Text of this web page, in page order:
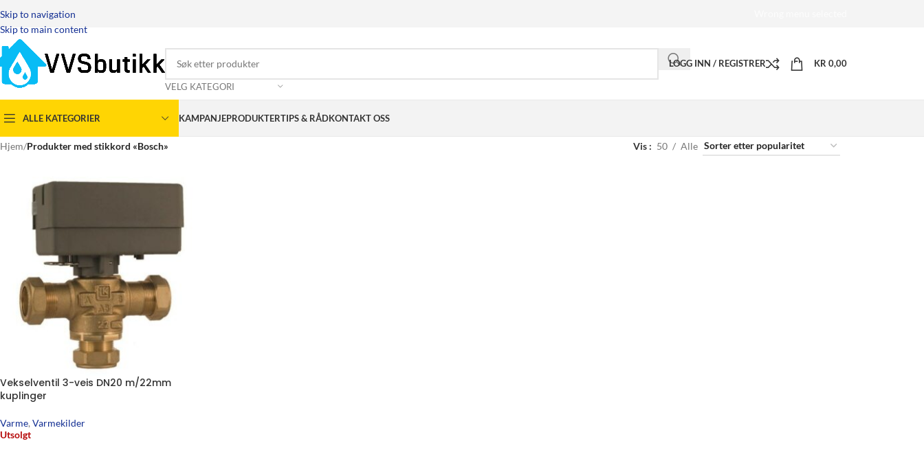
Skip to navigation
Skip to main content
VELG KATEGORI
LOGG INN / REGISTRER KR 0,00
ALLE KATEGORIER KAMPANJEPRODUKTERTIPS & RÅDKONTAKT OSS
Hjem/Produkter med stikkord «Bosch» Vis 50 Alle
Vekselventil 3-veis DN20 m/22mm
kuplinger
Varme, Varmekilder
Utsolgt